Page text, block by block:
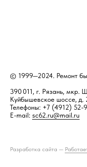
Разработка сайта —
© 1999—2024. Ремонт
390 011, г. Рязань, мкр.
Куйбышевское шоссе, д.
Телефоны: +7 (4912) 52-
E-mail: sc62.ru@mail.ru